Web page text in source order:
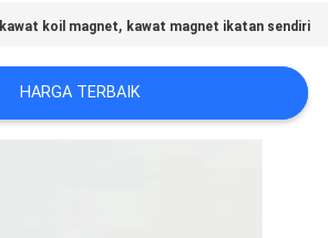
kawat koil magnet, kawat magnet ikatan sendiri
HARGA TERBAIK